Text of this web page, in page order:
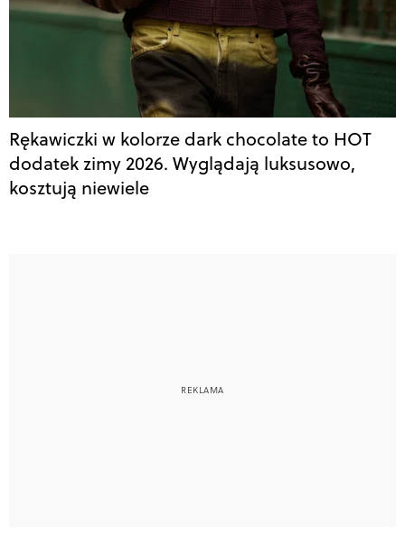
Rękawiczki w kolorze dark chocolate to HOT
dodatek zimy 2026. Wyglądają luksusowo,
kosztują niewiele